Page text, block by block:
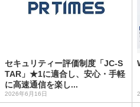
セキュリティー評価制度「JC-S
TAR」★1に適合し、安心・手軽
に高速通信を楽し...
2026年6月16日